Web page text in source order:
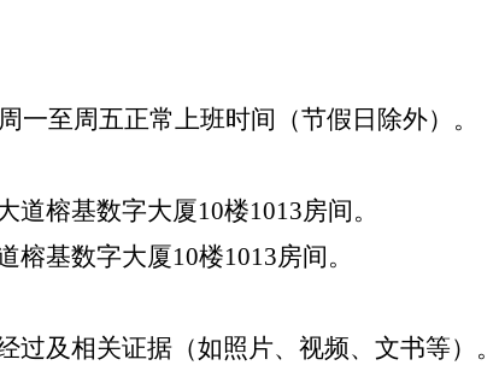
一至周五正常上班时间（节假日除外）。
道榕基数字大厦10楼1013房间。
榕基数字大厦10楼1013房间。
及相关证据（如照片、视频、文书等）。